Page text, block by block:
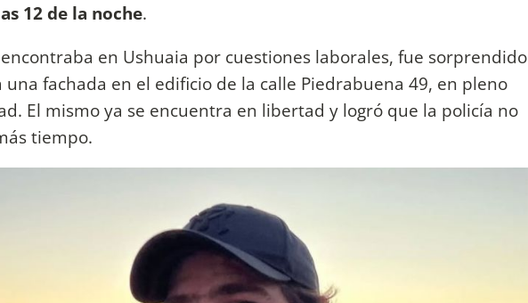
12 de la noche.
en Ushuaia por cuestiones laborales, fue sorprendido
fachada en el edificio de la calle Piedrabuena 49, en pleno
El mismo ya se encuentra en libertad y logró que la policía no
tiempo.